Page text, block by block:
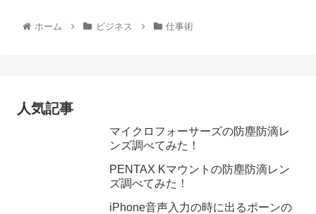
ホーム ビジネス 仕事術
人気記事
マイクロフォーサーズの防塵防滴レ
ンズ調べてみた！
PENTAX Kマウントの防塵防滴レン
ズ調べてみた！
iPhone音声入力の時に出るポーンの